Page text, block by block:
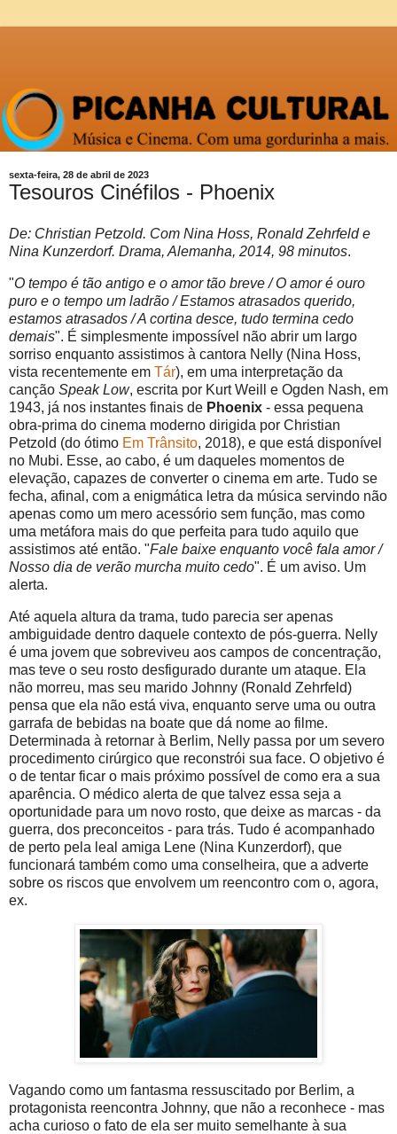
sexta-feira, 28 de abril de 2023
Tesouros Cinéfilos - Phoenix
De: Christian Petzold. Com Nina Hoss, Ronald Zehrfeld e
Nina Kunzerdorf. Drama, Alemanha, 2014, 98 minutos.
"O tempo é tão antigo e o amor tão breve / O amor é ouro
puro e o tempo um ladrão / Estamos atrasados ​​querido,
estamos atrasados / A cortina desce, tudo termina cedo
demais". É simplesmente impossível não abrir um largo
sorriso enquanto assistimos à cantora Nelly (Nina Hoss,
vista recentemente em Tár), em uma interpretação da
canção Speak Low, escrita por Kurt Weill e Ogden Nash, em
1943, já nos instantes finais de Phoenix - essa pequena
obra-prima do cinema moderno dirigida por Christian
Petzold (do ótimo Em Trânsito, 2018), e que está disponível
no Mubi. Esse, ao cabo, é um daqueles momentos de
elevação, capazes de converter o cinema em arte. Tudo se
fecha, afinal, com a enigmática letra da música servindo não
apenas como um mero acessório sem função, mas como
uma metáfora mais do que perfeita para tudo aquilo que
assistimos até então. "Fale baixe enquanto você fala amor /
Nosso dia de verão murcha muito cedo". É um aviso. Um
alerta.
Até aquela altura da trama, tudo parecia ser apenas
ambiguidade dentro daquele contexto de pós-guerra. Nelly
é uma jovem que sobreviveu aos campos de concentração,
mas teve o seu rosto desfigurado durante um ataque. Ela
não morreu, mas seu marido Johnny (Ronald Zehrfeld)
pensa que ela não está viva, enquanto serve uma ou outra
garrafa de bebidas na boate que dá nome ao filme.
Determinada à retornar à Berlim, Nelly passa por um severo
procedimento cirúrgico que reconstrói sua face. O objetivo é
o de tentar ficar o mais próximo possível de como era a sua
aparência. O médico alerta de que talvez essa seja a
oportunidade para um novo rosto, que deixe as marcas - da
guerra, dos preconceitos - para trás. Tudo é acompanhado
de perto pela leal amiga Lene (Nina Kunzerdorf), que
funcionará também como uma conselheira, que a adverte
sobre os riscos que envolvem um reencontro com o, agora,
ex.
Vagando como um fantasma ressuscitado por Berlim, a
protagonista reencontra Johnny, que não a reconhece - mas
acha curioso o fato de ela ser muito semelhante à sua